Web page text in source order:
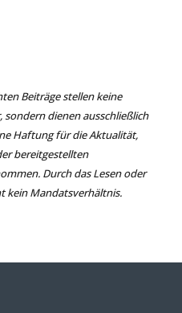
Beiträge stellen keine
dienen ausschließlich
Haftung für die Aktualität,
bereitgestellten
Durch das Lesen oder
kein Mandatsverhältnis.